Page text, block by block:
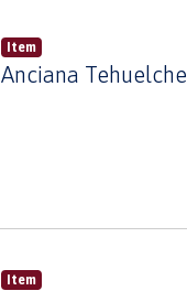
Item
Anciana Tehuelche
Item